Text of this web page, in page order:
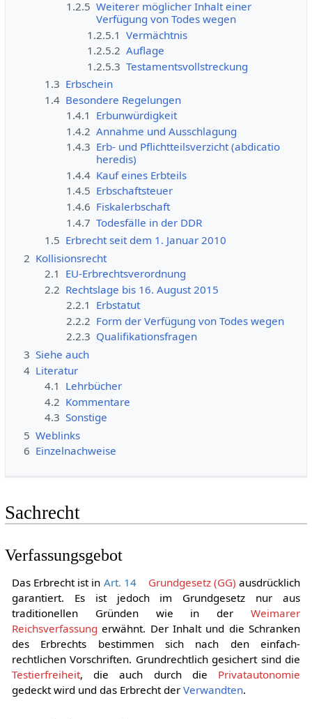
1.2.4 Verfügung von Todes wegen
Weiterer möglicher Inhalt einer
Verfügung von Todes wegen
1.2.5.1 Vermächtnis
1.2.5.2 Auflage
1.2.5.3
1.3 Erbschein
Besondere Regelungen
1.4.1 Erbunwürdigkeit
1.4.2 Annahme und Ausschlagung
Erb- und Pflichtteilsverzicht (
heredis)
1.4.4 Kauf eines Erbteils
1.4.5 Erbschaftsteuer
1.4.6 Fiskalerbschaft
1.4.7 Todesfälle in der DDR
1.5 Erbrecht seit dem 1. Januar 2010
Kollisionsrecht
2.1 EU-Erbrechtsverordnung
Rechtslage bis 16. August 2015
2.2.1 Erbstatut
2.2.2 Form der Verfügung von Todes wegen
2.2.3
3 Siehe auch
Literatur
4.1 Lehrbücher
4.2 Kommentare
4.3 Sonstige
5 Weblinks
Sachrecht
Das Erbrecht ist inArt. 14 Grundgesetz (GG)ausdrücklich
garantiert. Es ist jedoch im Grundgesetz nur aus
traditionellen Gründen wie in derWeimarer
Reichsverfassung
erwähnt. Der Inhalt und die Schranken
des Erbrechts bestimmen sich nach den einfach-
rechtlichen Vorschriften. Grundrechtlich gesichert sind die
Testierfreiheit, die auch durch diePrivatautonomie